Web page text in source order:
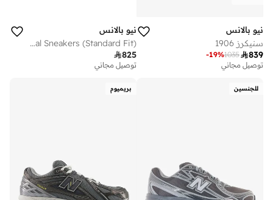
نيو بالانس
سنيكرز 1906
839
1035
-19%
توصيل مجاني
نيو بالانس
Unisex 740 casual Sneakers (Standard Fit)
825
توصيل مجاني
للجنسين بريميوم